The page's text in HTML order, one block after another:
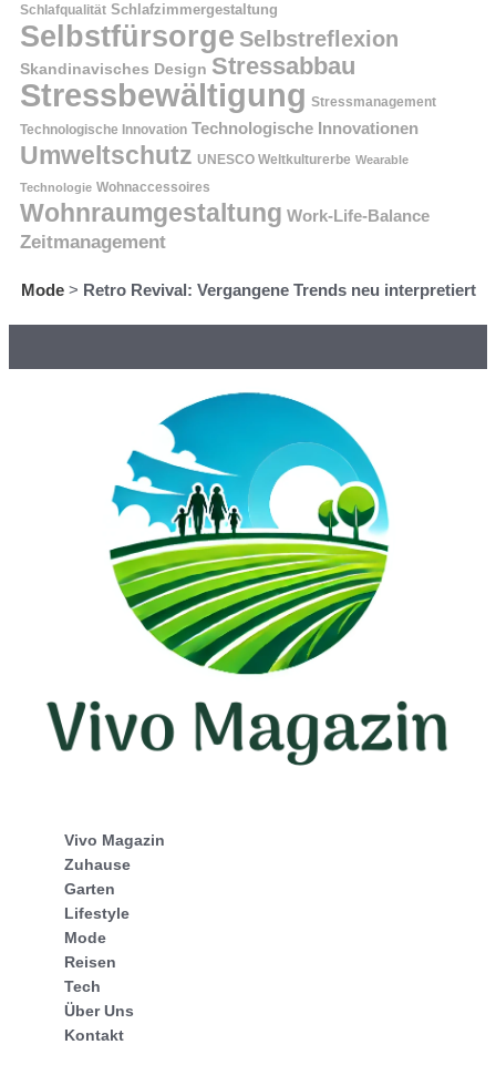
Schlafqualität Schlafzimmergestaltung
Selbstfürsorge Selbstreflexion
Skandinavisches Design Stressabbau
Stressbewältigung Stressmanagement
Technologische Innovation Technologische Innovationen
Umweltschutz UNESCO Weltkulturerbe Wearable
Technologie Wohnaccessoires
Wohnraumgestaltung Work-Life-Balance
Zeitmanagement
Mode> Retro Revival: Vergangene Trends neu interpretiert
Vivo Magazin
Zuhause
Garten
Lifestyle
Mode
Reisen
Tech
Über Uns
Kontakt